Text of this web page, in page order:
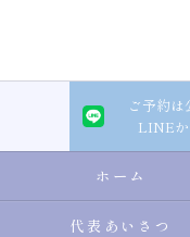
ご予約は
LINEか
ホーム
代表あいさつ